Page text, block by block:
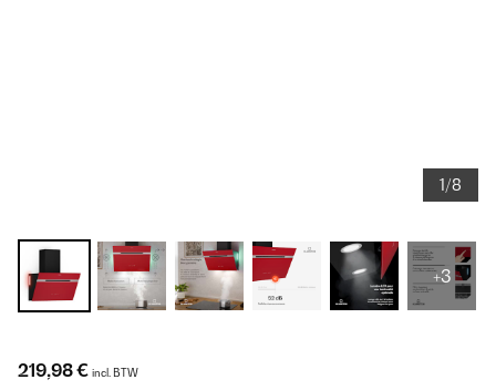
1/8
+3
219,98 € incl. BTW